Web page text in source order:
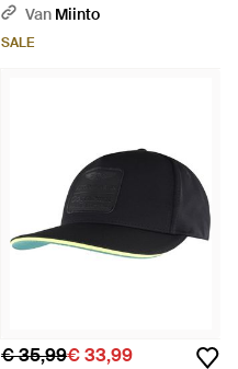
Nfl Sideline Ink Gebreid Team
Van Miinto
SALE
€ 35,99€ 33,99